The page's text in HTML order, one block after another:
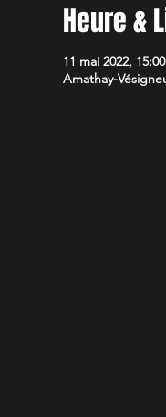
Heure &
11 mai 2022,
Amathay-